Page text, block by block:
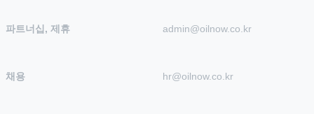
파트너십, 제휴 admin@oilnow.co.kr
채용 hr@oilnow.co.kr